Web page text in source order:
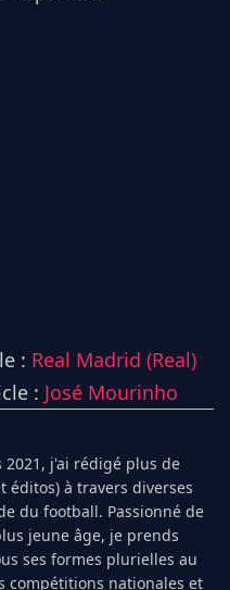
: Real Madrid (Real)
: José Mourinho
2021, j'ai rédigé plus de
éditos) à travers diverses
du football. Passionné de
jeune âge, je prends
ses formes plurielles au
compétitions nationales et